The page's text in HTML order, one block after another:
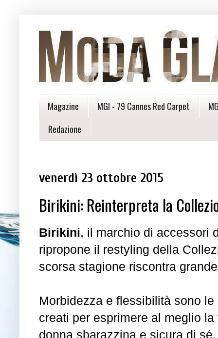
Magazine MGI - 79 Cannes Red Carpet
Redazione
venerdì 23 ottobre 2015
Birikini: Reinterpreta la
Birikini, il marchio di accessori
ripropone il restyling della
scorsa stagione riscontra
Morbidezza e flessibilità sono
creati per esprimere al meglio
donna sbarazzina e sicura di